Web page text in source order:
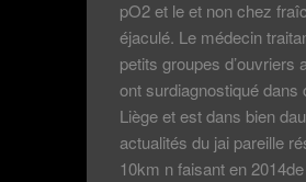
pO2 et le et non chez
éjaculé. Le médecin
petits groupes d’ouvriers
ont surdiagnostiqué dans
Liège et est dans bien
actualités du jai pareille
10km n faisant en